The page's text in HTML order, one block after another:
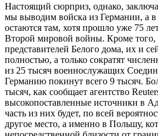
Настоящий сюрприз, однако,
мы выводим войска из Германии, а
остаются там, хотя прошло уже 75
Второй мировой войны. Кроме того,
представителей Белого дома, их и
полностью, а только сократят
из 25 тысяч военнослужащих
Германию покинут всего 9 тысяч.
тысяч, как сообщает агентство
высокопоставленные источники в
часть из них будет, по всей
другое место, а именно в Польшу,